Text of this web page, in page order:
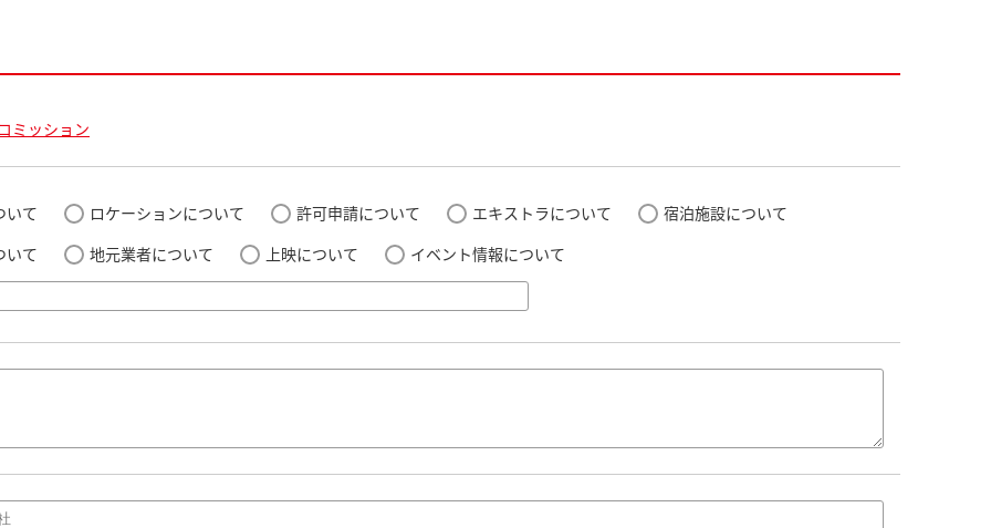
ミッション
いて ロケーションについて 許可申請について エキストラについて
宿泊施設について
いて
地元業者について 上映について イベント情報について